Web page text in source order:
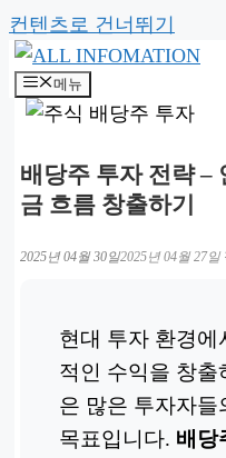
컨텐츠로 건너뛰기
메뉴
배당주 투자 전략 –
금 흐름 창출하기
2025년 04월 30일2025년 04월 27일
현대 투자 환경에
적인 수익을 창출
은 많은 투자자들
목표입니다. 배당